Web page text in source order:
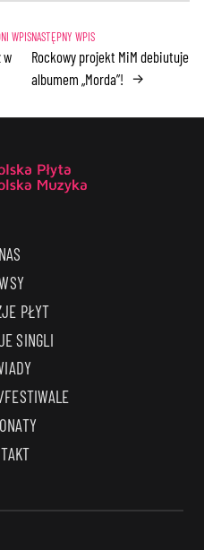
w
Rockowy projekt MiM debiutuje
albumem „Morda”! →
PŁYT
SINGLI
FESTIWALE